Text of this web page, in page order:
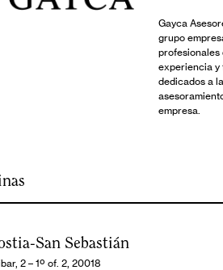
Gayca
grupo
profesionales
experiencia y
dedicados a
empresa.
San Sebastián
2 – 1º of. 2, 20018